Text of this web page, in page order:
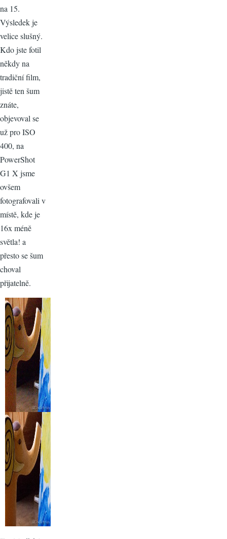
na 15.
Výsledek je
velice slušný.
Kdo jste fotil
někdy na
tradiční film,
jistě ten šum
znáte,
objevoval se
už pro ISO
400, na
PowerShot
G1 X jsme
ovšem
fotografovali v
místě, kde je
16x méně
světla! a
přesto se šum
choval
přijatelně.